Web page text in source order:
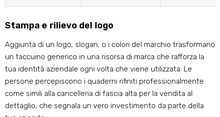
Stampa e rilievo del logo
Aggiunta di un logo, slogan, o i colori del marchio trasformano
un taccuino generico in una risorsa di marca che rafforza la
tua identità aziendale ogni volta che viene utilizzata. Le
persone percepiscono i quaderni rifiniti professionalmente
come simili alla cancelleria di fascia alta per la vendita al
dettaglio, che segnala un vero investimento da parte della